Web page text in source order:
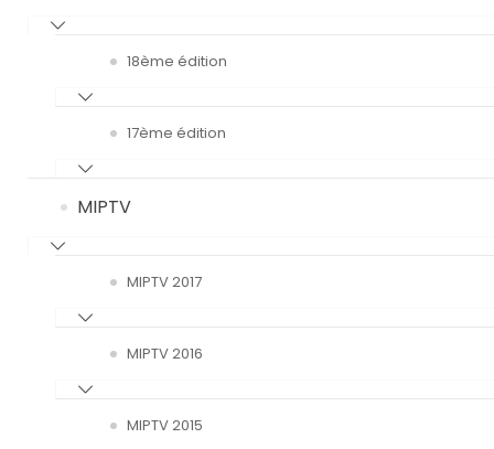
18ème édition
17ème édition
MIPTV
MIPTV 2017
MIPTV 2016
MIPTV 2015